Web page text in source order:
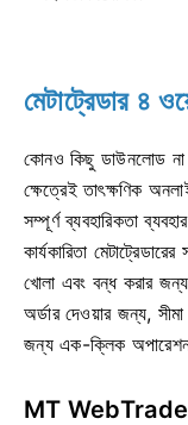
মেটাট্রেডার ৪
কোনও কিছু ডাউনলোড না
ক্ষেত্রেই তাৎক্ষণিক
সম্পূর্ণ ব্যবহারিকতা
কার্যকারিতা
খোলা এবং বন্ধ করার জন্য,
অর্ডার দেওয়ার জন্য, সীমা
জন্য এক-ক্লিক
MT WebTrader